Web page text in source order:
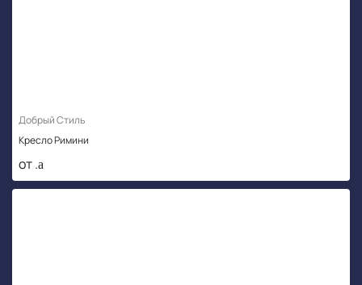
Добрый Стиль
Кресло Римини
от .